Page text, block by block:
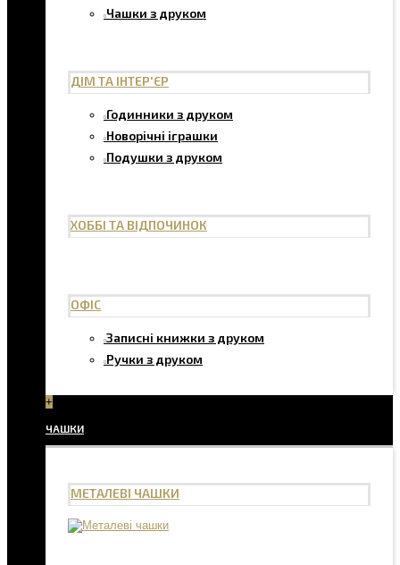
Чашки з друком
ДІМ ТА ІНТЕР'ЄР
Годинники з друком
Новорічні іграшки
Подушки з друком
ХОББІ ТА ВІДПОЧИНОК
ОФІС
Записні книжки з друком
Ручки з друком
+
ЧАШКИ
МЕТАЛЕВІ ЧАШКИ